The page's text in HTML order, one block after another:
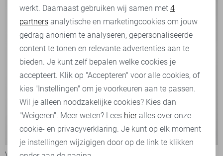
-50% -50%
Analytische cookies
Marketing cookies
werkt. Daarnaast gebruiken wij samen met 4
partners analytische en marketingcookies om jouw
gedrag anoniem te analyseren, gepersonaliseerde
content te tonen en relevante advertenties aan te
bieden. Je kunt zelf bepalen welke cookies je
accepteert. Klik op "Accepteren" voor alle cookies, of
kies "Instellingen" om je voorkeuren aan te passen.
Wil je alleen noodzakelijke cookies? Kies dan
"Weigeren". Meer weten? Lees hieralles over onze
cookie- en privacyverklaring. Je kunt op elk moment
je instellingen wijzigigen door op de link te klikken